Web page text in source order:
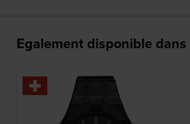
Egalement disponible